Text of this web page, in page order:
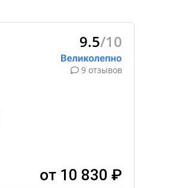
9.5/10
9 отзывов
от 10 830 ₽